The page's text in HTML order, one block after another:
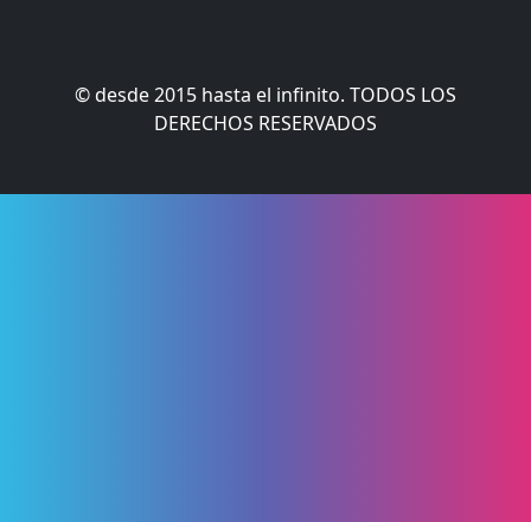
© desde 2015 hasta el infinito. TODOS LOS
DERECHOS RESERVADOS